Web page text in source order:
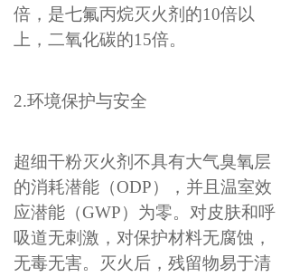
倍，是七氟丙烷灭火剂的10倍以
上，二氧化碳的15倍。
2.环境保护与安全
超细干粉灭火剂不具有大气臭氧层
的消耗潜能（ODP），并且温室效
应潜能（GWP）为零。对皮肤和呼
吸道无刺激，对保护材料无腐蚀，
无毒无害。灭火后，残留物易于清